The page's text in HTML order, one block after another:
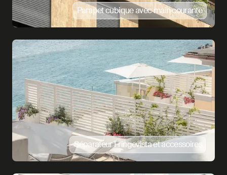
Parapet cubique avec main courante
Séparateur Fringevista et accessoires